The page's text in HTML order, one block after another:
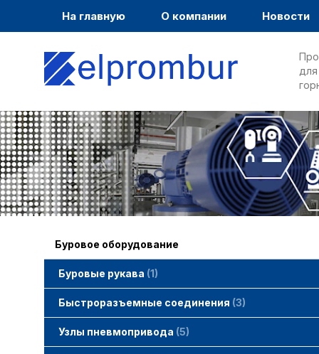
На главную О компании Новости
Буровое оборудование
Буровые рукава 1
Быстроразъемные соединения 3
Узлы пневмопривода 5